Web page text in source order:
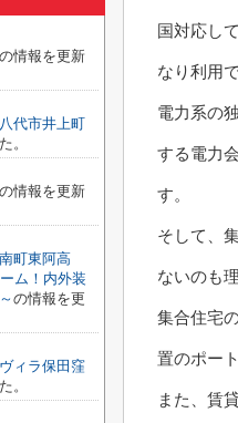
国対応し
なり利用
電力系の
する電力
す。
そして、
ないのも
集合住宅
置のポー
また、賃
の情報を更新
代市井上町
。
の情報を更新
町東阿高
ム！内外装
の情報を更
ィラ保田窪
。